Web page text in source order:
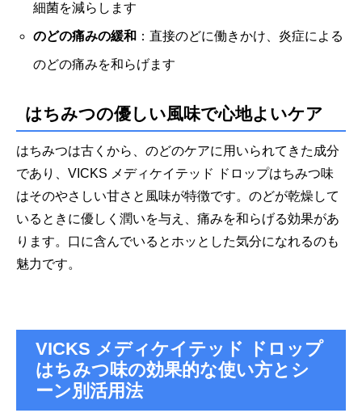
細菌を減らします
のどの痛みの緩和 ：直接のどに働きかけ、炎症による
のどの痛みを和らげます
はちみつの優しい風味で心地よいケア
はちみつは古くから、のどのケアに用いられてきた成分
であり、VICKS メディケイテッド ドロップはちみつ味
はそのやさしい甘さと風味が特徴です。のどが乾燥して
いるときに優しく潤いを与え、痛みを和らげる効果があ
ります。口に含んでいるとホッとした気分になれるのも
魅力です。
VICKS メディケイテッド ドロップ
はちみつ味の効果的な使い方とシ
ーン別活用法